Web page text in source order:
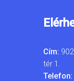
Cím:
tér 1.
Telefon: